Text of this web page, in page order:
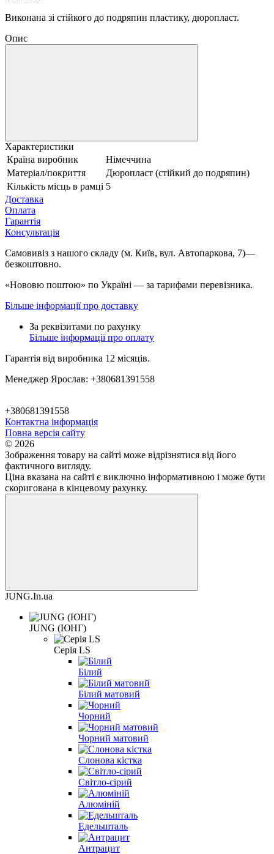
Виконана зі стійкого до подряпин пластику, дюропласт.
Опис
Характеристики
Країна виробник
Німеччина
Матеріал/покриття
Дюропласт (стійкий до подряпин)
Кількість місць в рамці 5
Доставка
Оплата
Гарантія
Консультація
Самовивіз з нашого складу (м. Київ, вул. Автопаркова, 7)—
безкоштовно.
«Нововю поштою» по Україні — за тарифами перевізника.
Більше інформації про доставку
За реквізитами по рахунку
Більше інформації про оплату
Гарантія від виробника 12 місяців.
Менеджер Ярослав: +380681391558
+380681391558
Контактна інформація
Повна версія сайту
© 2026
Зображення товару на сайті може відрізнятися від його
фактичного вигляду.
Ціна вказана на сайті є виключно інформативною і може бути
скоригована в кінцевому рахунку.
JUNG.In.ua
JUNG (ЮНГ)
Серія LS
Білий
Білий матовий
Чорний
Чорний матовий
Слонова кістка
Світло-сірий
Алюміній
Едельшталь
Антрацит